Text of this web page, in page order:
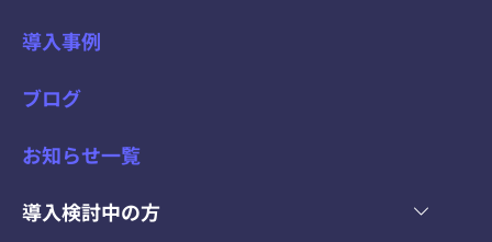
導入事例
ブログ
お知らせ一覧
導入検討中の方